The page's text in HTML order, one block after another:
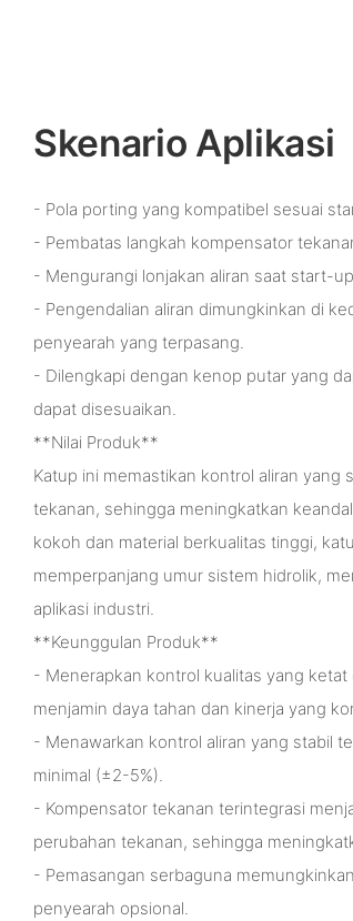
Skenario Aplikasi
- Pola porting yang kompatibel sesuai
- Pembatas langkah kompensator
- Mengurangi lonjakan aliran saat start-
- Pengendalian aliran dimungkinkan di
penyearah yang terpasang.
- Dilengkapi dengan kenop putar yang
dapat disesuaikan.
**Nilai Produk**
Katup ini memastikan kontrol aliran
tekanan, sehingga meningkatkan
kokoh dan material berkualitas tinggi,
memperpanjang umur sistem hidrolik,
aplikasi industri.
**Keunggulan Produk**
- Menerapkan kontrol kualitas yang
menjamin daya tahan dan kinerja yang
- Menawarkan kontrol aliran yang stabil
minimal (±2-5%).
- Kompensator tekanan terintegrasi
perubahan tekanan, sehingga
- Pemasangan serbaguna
penyearah opsional.